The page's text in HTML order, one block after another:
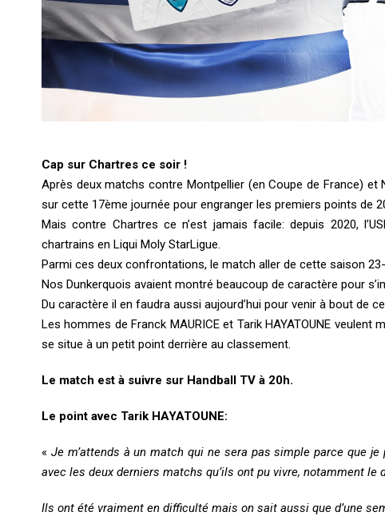
Cap sur Chartres ce soir !
Après deux matchs contre Montpellier (en Coupe de France)
sur cette 17ème journée pour engranger les premiers points de
Mais contre Chartres ce n’est jamais facile: depuis 2020,
chartrains en Liqui Moly StarLigue.
Parmi ces deux confrontations, le match aller de cette saison
Nos Dunkerquois avaient montré beaucoup de caractère pour
Du caractère il en faudra aussi aujourd’hui pour venir à bout de
Les hommes de Franck MAURICE et Tarik HAYATOUNE
se situe à un petit point derrière au classement.
Le match est à suivre sur Handball TV à 20h.
Le point avec Tarik HAYATOUNE:
« Je m’attends à un match qui ne sera pas simple parce que
avec les deux derniers matchs qu’ils ont pu vivre, notamment le
Ils ont été vraiment en difficulté mais on sait aussi que d’une